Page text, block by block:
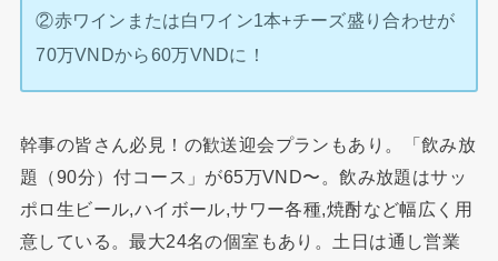
②赤ワインまたは白ワイン1本+チーズ盛り合わせが
70万VNDから60万VNDに！
幹事の皆さん必見！の歓送迎会プランもあり。「飲み放
題（90分）付コース」が65万VND〜。飲み放題はサッ
ポロ生ビール,ハイボール,サワー各種,焼酎など幅広く用
意している。最大24名の個室もあり。土日は通し営業